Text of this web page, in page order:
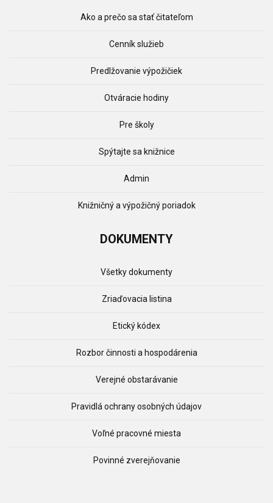
Ako a prečo sa stať čitateľom
Cenník služieb
Predlžovanie výpožičiek
Otváracie hodiny
Pre školy
Spýtajte sa knižnice
Admin
Knižničný a výpožičný poriadok
DOKUMENTY
Všetky dokumenty
Zriaďovacia listina
Etický kódex
Rozbor činnosti a hospodárenia
Verejné obstarávanie
Pravidlá ochrany osobných údajov
Voľné pracovné miesta
Povinné zverejňovanie